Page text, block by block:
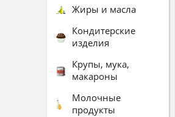
Жиры и масла
Кондитерские
изделия
Крупы, мука,
макароны
Молочные
продукты